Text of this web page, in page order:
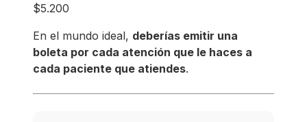
$5.200
En el mundo ideal, deberías emitir una
boleta por cada atención que le haces a
cada paciente que atiendes.